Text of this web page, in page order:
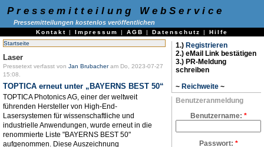
Pressemitteilung WebService
Pressemitteilungen kostenlos veröffentlichen
Kontakt | Impressum | AGB | Datenschutz | Hilfe
Startseite
Laser
Pressetext verfasst von Jan Brubacheram Do, 2023-07-27
15:08.
TOPTICA erneut unter „BAYERNS BEST 50“
TOPTICA Photonics AG, einer der weltweit
führenden Hersteller von High-End-
Lasersystemen für wissenschaftliche und
industrielle Anwendungen, wurde erneut in die
renommierte Liste "BAYERNS BEST 50"
aufgenommen. Diese Auszeichnung
1.) Registrieren
2.) eMail Link bestätigen
3.) PR-Meldung
schreiben
~ Reichweite ~
Benutzeranmeldung
Benutzername: *
Passwort: *